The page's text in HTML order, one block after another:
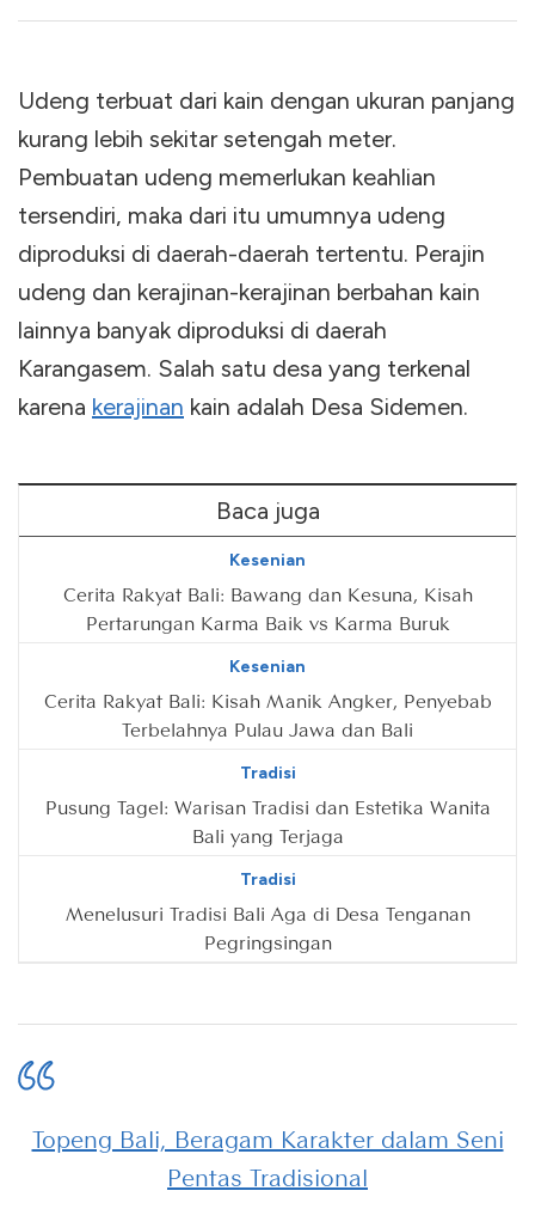
Udeng terbuat dari kain dengan ukuran panjang
kurang lebih sekitar setengah meter.
Pembuatan udeng memerlukan keahlian
tersendiri, maka dari itu umumnya udeng
diproduksi di daerah-daerah tertentu. Perajin
udeng dan kerajinan-kerajinan berbahan kain
lainnya banyak diproduksi di daerah
Karangasem. Salah satu desa yang terkenal
karena kerajinan kain adalah Desa Sidemen.
Baca juga
Kesenian
Cerita Rakyat Bali: Bawang dan Kesuna, Kisah
Pertarungan Karma Baik vs Karma Buruk
Kesenian
Cerita Rakyat Bali: Kisah Manik Angker, Penyebab
Terbelahnya Pulau Jawa dan Bali
Tradisi
Pusung Tagel: Warisan Tradisi dan Estetika Wanita
Bali yang Terjaga
Tradisi
Menelusuri Tradisi Bali Aga di Desa Tenganan
Pegringsingan
Topeng Bali, Beragam Karakter dalam Seni
Pentas Tradisional